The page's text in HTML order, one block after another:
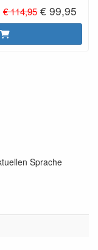
€ 114,95€ 99,95
Sprache